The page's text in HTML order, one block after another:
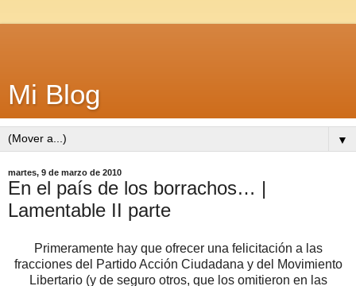
Mi Blog
▼
martes, 9 de marzo de 2010
En el país de los borrachos… |
Lamentable II parte
Primeramente hay que ofrecer una felicitación a las
fracciones del Partido Acción Ciudadana y del Movimiento
Libertario (y de seguro otros, que los omitieron en las